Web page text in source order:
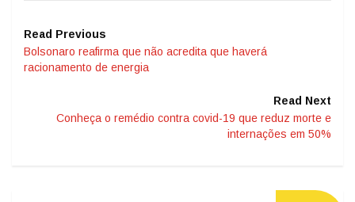
Read Previous
Bolsonaro reafirma que não acredita que haverá
racionamento de energia
Read Next
Conheça o remédio contra covid-19 que reduz morte e
internações em 50%